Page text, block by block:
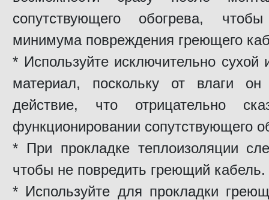
сопутствующего обогрева,
минимума повреждения греющего
* Используйте исключительно сухой
материал, поскольку от влаги он
действие, что отрицательно
функционировании сопутствующего
* При прокладке теплоизоляции
чтобы не повредить греющий кабель.
* Используйте для прокладки